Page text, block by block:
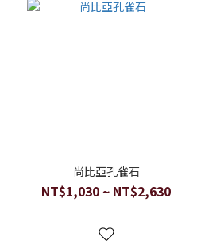
尚比亞孔雀石
NT$1,030 ~ NT$2,630